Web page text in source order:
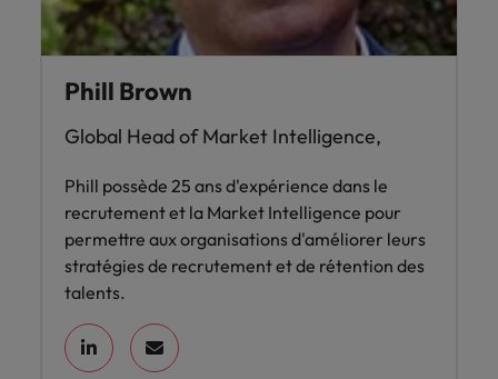
Phill Brown
Global Head of Market Intelligence,
Phill possède 25 ans d'expérience dans le
recrutement et la Market Intelligence pour
permettre aux organisations d'améliorer leurs
stratégies de recrutement et de rétention des
talents.